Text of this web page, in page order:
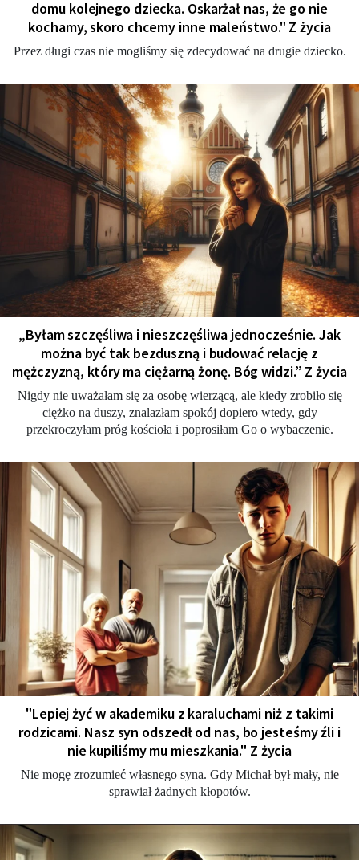
domu kolejnego dziecka. Oskarżał nas, że go nie
kochamy, skoro chcemy inne maleństwo." Z życia
Przez długi czas nie mogliśmy się zdecydować na drugie dziecko.
„Byłam szczęśliwa i nieszczęśliwa jednocześnie. Jak
można być tak bezduszną i budować relację z
mężczyzną, który ma ciężarną żonę. Bóg widzi.” Z życia
Nigdy nie uważałam się za osobę wierzącą, ale kiedy zrobiło się
ciężko na duszy, znalazłam spokój dopiero wtedy, gdy
przekroczyłam próg kościoła i poprosiłam Go o wybaczenie.
"Lepiej żyć w akademiku z karaluchami niż z takimi
rodzicami. Nasz syn odszedł od nas, bo jesteśmy źli i
nie kupiliśmy mu mieszkania." Z życia
Nie mogę zrozumieć własnego syna. Gdy Michał był mały, nie
sprawiał żadnych kłopotów.